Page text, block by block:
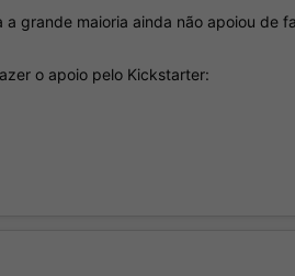
grande maioria ainda não apoiou de
o apoio pelo Kickstarter: